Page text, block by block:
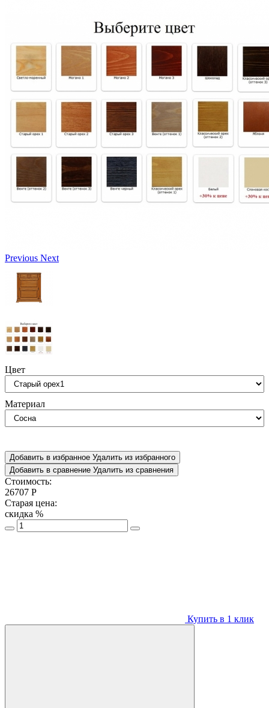
Previous Next
Цвет
Материал
Добавить в избранное Удалить из избранного
Добавить в сравнение Удалить из сравнения
Стоимость:
26707 Р
Старая цена:
скидка %
Купить в 1 клик